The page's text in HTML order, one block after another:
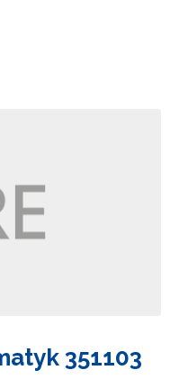
351103
najnowszymi
moich danych